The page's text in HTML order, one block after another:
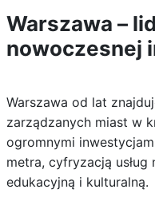
Warszawa –
nowoczesnej
Warszawa od lat
zarządzanych miast w
ogromnymi
metra, cyfryzacją
edukacyjną i kulturalną.